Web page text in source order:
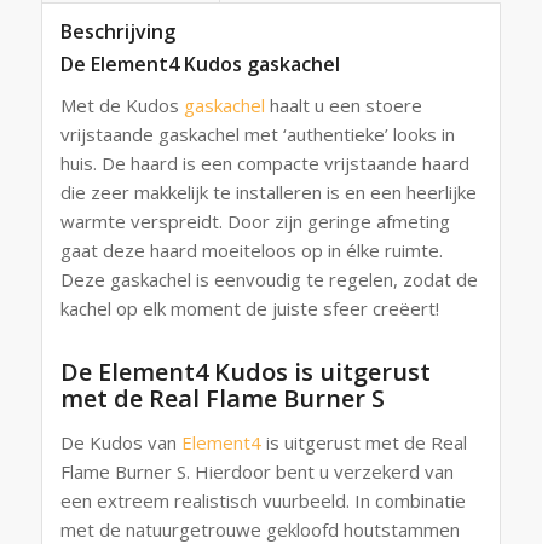
Beschrijving
De Element4 Kudos gaskachel
Met de Kudos gaskachel haalt u een stoere
vrijstaande gaskachel met ‘authentieke’ looks in
huis. De haard is een compacte vrijstaande haard
die zeer makkelijk te installeren is en een heerlijke
warmte verspreidt. Door zijn geringe afmeting
gaat deze haard moeiteloos op in élke ruimte.
Deze gaskachel is eenvoudig te regelen, zodat de
kachel op elk moment de juiste sfeer creëert!
De Element4 Kudos is uitgerust
met de Real Flame Burner S
De Kudos van Element4is uitgerust met de Real
Flame Burner S. Hierdoor bent u verzekerd van
een extreem realistisch vuurbeeld. In combinatie
met de natuurgetrouwe gekloofd houtstammen